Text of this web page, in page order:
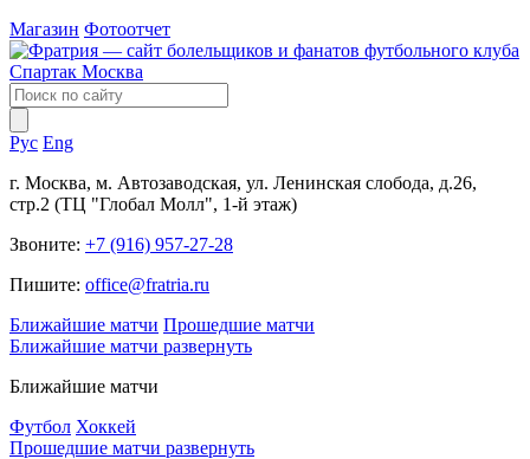
Магазин Фотоотчет
Рус Eng
г. Москва, м. Автозаводская, ул. Ленинская слобода, д.26,
стр.2 (ТЦ "Глобал Молл", 1-й этаж)
Звоните: +7 (916) 957-27-28
Пишите: office@fratria.ru
Ближайшие матчи Прошедшие матчи
Ближайшие матчи развернуть
Ближайшие матчи
Футбол Хоккей
Прошедшие матчи развернуть